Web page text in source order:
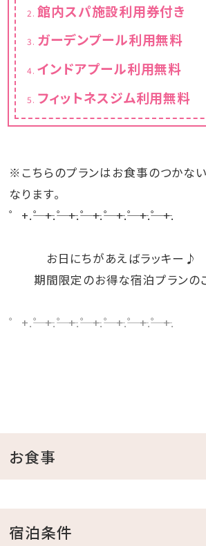
館内スパ施設利用券付き
●6：00～9：00（最終入場8：30）
曜日のみ15：00オープン
ガーデンプール利用無料
9月 9:00～22:00
※営業期間、遊泳時間は変更にな
ございます。
インドアプール利用無料
■時間 9：00～22：00
※ジェットバス＆ブロアーバスもご
フィットネスジム利用無料
※こちらのプランはお食事のつかない
なります。
゜+.――゜+.――゜+.――゜+.――゜+.――゜+.――゜+.
お日にちがあえばラッキー♪
期間限定のお得な宿泊プランの
゜+.――゜+.――゜+.――゜+.――゜+.――゜+.――゜+.
月／ 9:00～18:00
◇インドアプール【営業時間】9：00～
■スペシャルプラン特典！
お食事
宿泊条件